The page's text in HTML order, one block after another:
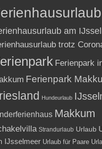
am
trotz
Ferienpark
Ferienpark
Hundeurlaub
Makkum
Strandurlaub Urlaub
IJsselmeer Urlaub für Paare